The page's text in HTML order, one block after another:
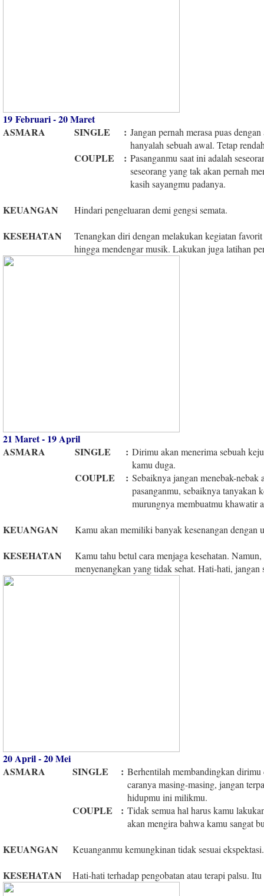
19 Februari - 20 Maret
ASMARA
SINGLE : Jangan pernah merasa puas
hanyalah sebuah awal. Tetap
COUPLE : Pasanganmu saat ini adalah
seseorang yang tak akan pernah
kasih sayangmu padanya.
KEUANGAN Hindari pengeluaran demi gengsi semata.
KESEHATAN
Tenangkan diri dengan melakukan kegiatan
hingga mendengar musik. Lakukan juga latihan
21 Maret - 19 April
ASMARA
SINGLE : Dirimu akan menerima sebuah
kamu duga.
COUPLE : Sebaiknya jangan menebak-
pasanganmu, sebaiknya tanyakan
murungnya membuatmu khawatir
KEUANGAN Kamu akan memiliki banyak kesenangan dengan
KESEHATAN
Kamu tahu betul cara menjaga kesehatan.
menyenangkan yang tidak sehat. Hati-hati,
20 April - 20 Mei
ASMARA
SINGLE : Berhentilah membandingkan
caranya masing-masing, jangan
hidupmu ini milikmu.
COUPLE : Tidak semua hal harus kamu
akan mengira bahwa kamu sangat
KEUANGAN Keuanganmu kemungkinan tidak sesuai ekspektasi.
KESEHATAN Hati-hati terhadap pengobatan atau terapi palsu.